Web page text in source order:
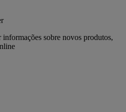
informações sobre novos produtos,